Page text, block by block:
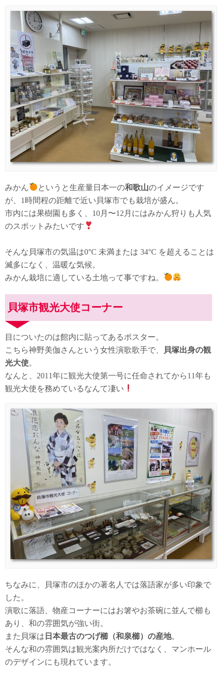
みかん というと生産量日本一の和歌山のイメージです
が、1時間程の距離で近い貝塚市でも栽培が盛ん。
市内には果樹園も多く、10月〜12月にはみかん狩りも人気
のスポットみたいです
そんな貝塚市の気温は0°C 未満または 34°C を超えることは
滅多になく、温暖な気候。
みかん栽培に適している土地って事ですね。
貝塚市観光大使コーナー
目についたのは館内に貼ってあるポスター。
こちら神野美伽さんという女性演歌歌手で、
貝塚出身の観
光大使。
なんと、2011年に観光大使第一号に任命されてから11年も
観光大使を務めているなんて凄い
ちなみに、貝塚市のほかの著名人では落語家が多い印象で
した。
演歌に落語、物産コーナーにはお箸やお茶碗に並んで櫛も
あり、和の雰囲気が強い街。
また貝塚は 日本最古のつげ櫛 （和泉櫛）の産地。
そんな和の雰囲気は観光案内所だけではなく、マンホール
のデザインにも現れています。